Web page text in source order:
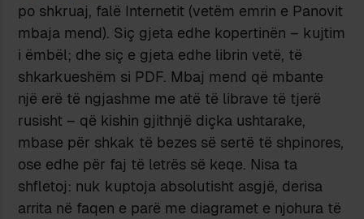
po shkruaj, falë Internetit (vetëm emrin e Panovit
mbaja mend). Siç gjeta edhe kopertinën – kujtim
i ëmbël; dhe siç e gjeta edhe librin vetë, të
shkarkueshëm si PDF. Mbaj mend që mbante
një erë të ngjashme me atë të librave të tjerë
rusisht – që kishin gjithnjë diçka ushtarake,
mbase për shkak të bezes së sertë të shpinores,
ose edhe për faj të letrës së keqe. Nisa ta
shfletoj: nuk kuptoja absolutisht asgjë, derisa
arrita në faqen e parë me diagramet e njohura të